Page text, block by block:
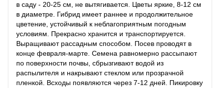
в саду - 20-25 см, не вытягивается. Цветы яркие, 8-12 см
в диаметре. Гибрид имеет раннее и продолжительное
цветение, устойчивый к неблагоприятным погодным
условиям. Прекрасно хранится и транспортируется.
Выращивают рассадным способом. Посев проводят в
конце февраля-марте. Семена равномерно рассыпают
по поверхности почвы, сбрызгивают водой из
распылителя и накрывают стеклом или прозрачной
пленкой. Всходы появляются через 7-12 дней. Пикировку